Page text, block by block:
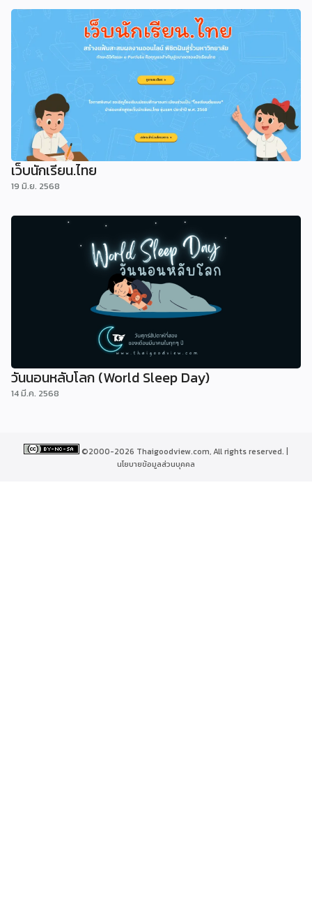
เว็บนักเรียน.ไทย
19 มิ.ย. 2568
วันนอนหลับโลก (World Sleep Day)
14 มี.ค. 2568
©2000-2026 Thaigoodview.com, All rights reserved. |
นโยบายข้อมูลส่วนบุคคล